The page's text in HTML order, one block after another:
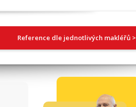
Reference dle jednotlivých makléřů >